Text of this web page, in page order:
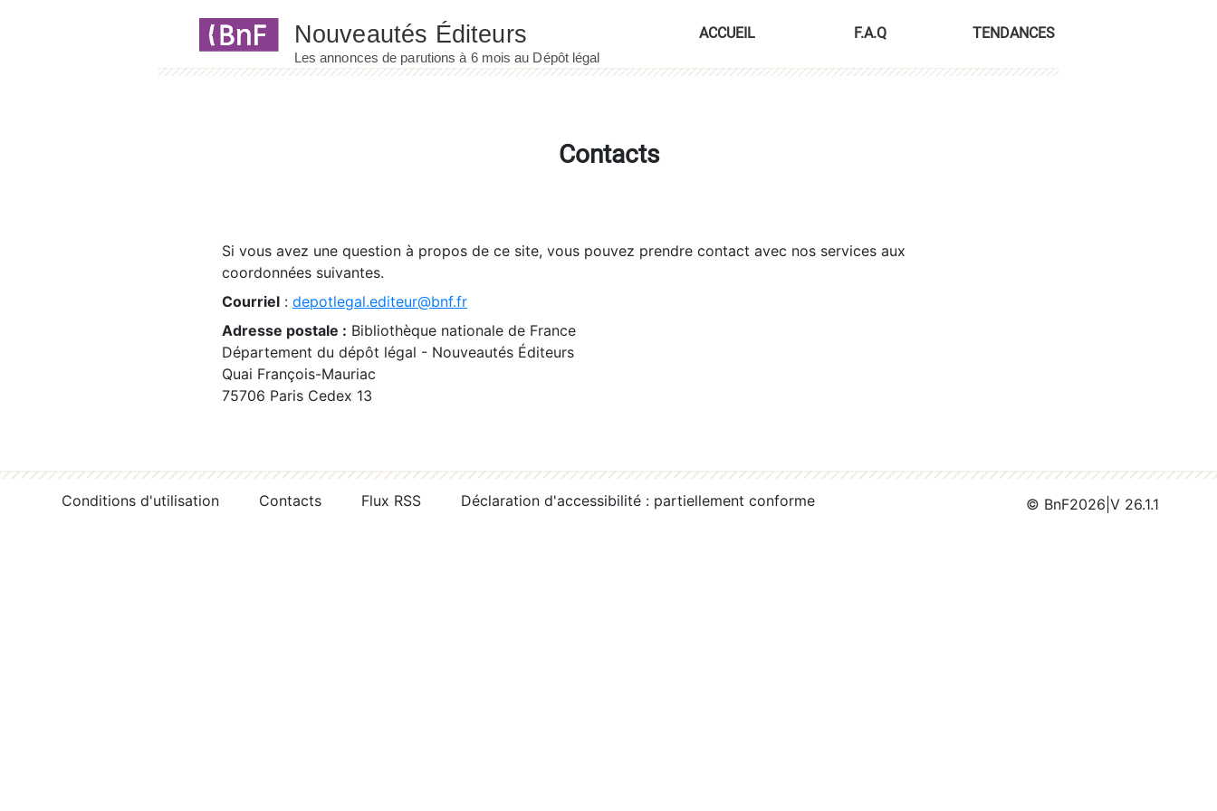
ACCUEIL F.A.Q TENDANCES
Contacts
Si vous avez une question à propos de ce site, vous pouvez prendre contact avec nos services aux
coordonnées suivantes.
Courriel : depotlegal.editeur@bnf.fr
Adresse postale : Bibliothèque nationale de France
Département du dépôt légal - Nouveautés Éditeurs
Quai François-Mauriac
75706 Paris Cedex 13
Conditions d'utilisation Contacts Flux RSS Déclaration d'accessibilité : partiellement conforme © BnF2026 V 26.1.1